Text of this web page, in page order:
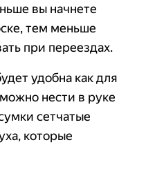
вы начнете
тем меньше
при переездах.
удобна как для
нести в руке
сетчатые
которые